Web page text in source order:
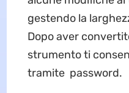
gestendo la
Dopo aver
strumento ti
tramite password.